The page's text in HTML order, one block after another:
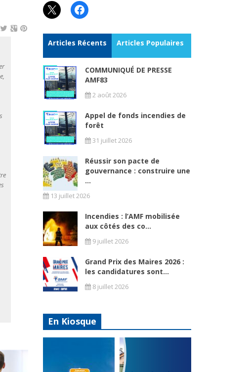
X Facebook
Articles Récents Articles Populaires
COMMUNIQUÉ DE PRESSE
AMF83
2 août 2026
Appel de fonds incendies de
forêt
31 juillet 2026
Réussir son pacte de
gouvernance : construire une
...
13 juillet 2026
Incendies : l’AMF mobilisée
aux côtés des co...
9 juillet 2026
Grand Prix des Maires 2026 :
les candidatures sont...
8 juillet 2026
En Kiosque